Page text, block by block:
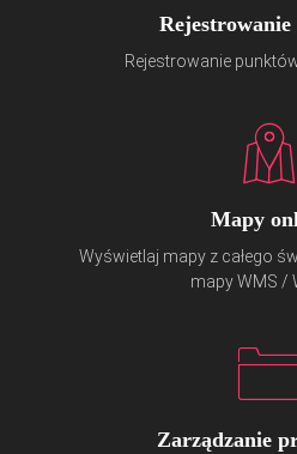
Rejestrowanie
Mapy
Wyświetlaj mapy z całego
mapy WMS /
Zarządzanie